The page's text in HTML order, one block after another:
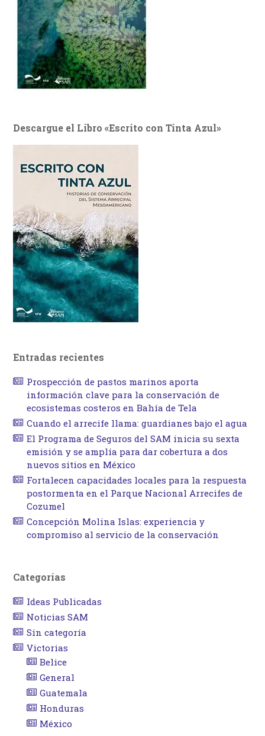
Descargue el Libro «Escrito con Tinta Azul»
Entradas recientes
Prospección de pastos marinos aporta
información clave para la conservación de
ecosistemas costeros en Bahía de Tela
Cuando el arrecife llama: guardianes bajo el agua
El Programa de Seguros del SAM inicia su sexta
emisión y se amplía para dar cobertura a dos
nuevos sitios en México
Fortalecen capacidades locales para la respuesta
postormenta en el Parque Nacional Arrecifes de
Cozumel
Concepción Molina Islas: experiencia y
compromiso al servicio de la conservación
Categorías
Ideas Publicadas
Noticias SAM
Sin categoría
Victorias
Belice
General
Guatemala
Honduras
México